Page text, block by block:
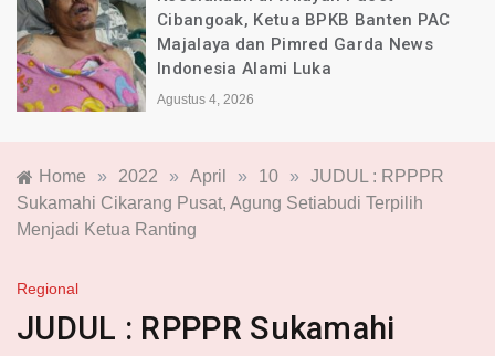
Cibangoak, Ketua BPKB Banten PAC
Majalaya dan Pimred Garda News
Indonesia Alami Luka
Agustus 4, 2026
Home » 2022 » April » 10 »
JUDUL : RPPPR
Sukamahi Cikarang Pusat, Agung Setiabudi Terpilih
Menjadi Ketua Ranting
Regional
JUDUL : RPPPR Sukamahi